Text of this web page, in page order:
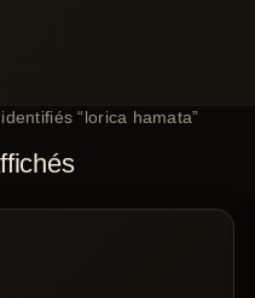
“lorica hamata”